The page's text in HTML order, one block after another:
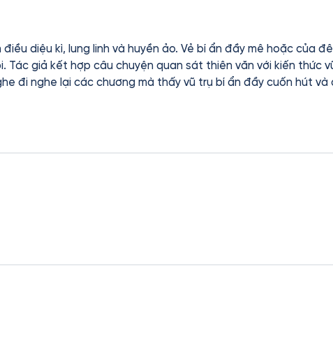
diệu kì, lung linh và huyền ảo. Vẻ bí ẩn đầy mê hoặc của
Tác giả kết hợp câu chuyện quan sát thiên văn với kiến thức
đi nghe lại các chương mà thấy vũ trụ bí ẩn đầy cuốn hút